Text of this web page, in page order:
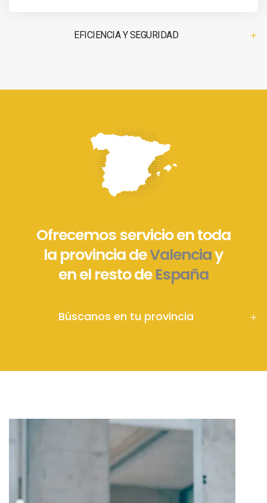
EFICIENCIA Y SEGURIDAD
Ofrecemos servicio en toda
la provincia deValenciay
en el resto deEspaña
Búscanos en tu provincia